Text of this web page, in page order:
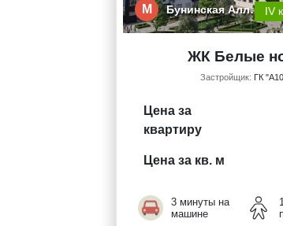
М Бунинская Алл… IV
ЖК Белые
Застройщик: ГК
Цена за
квартиру
Цена за кв. м
3 минуты на
машине